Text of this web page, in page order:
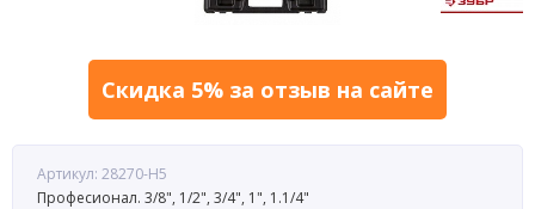
Скидка 5% за отзыв на сайте
Артикул: 28270-Н5
Професионал. 3/8", 1/2", 3/4", 1", 1.1/4"